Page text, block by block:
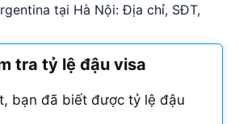
tại Hà Nội: Địa chỉ, SĐT,
tra tỷ lệ đậu visa
bạn đã biết được tỷ lệ đậu